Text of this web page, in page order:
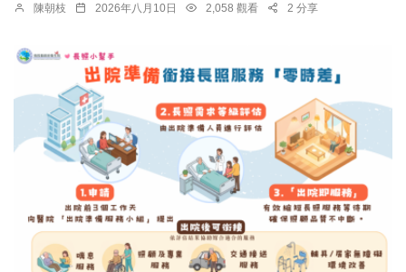
陳朝枝 2026年八月10日 2,058 觀看 2 分享